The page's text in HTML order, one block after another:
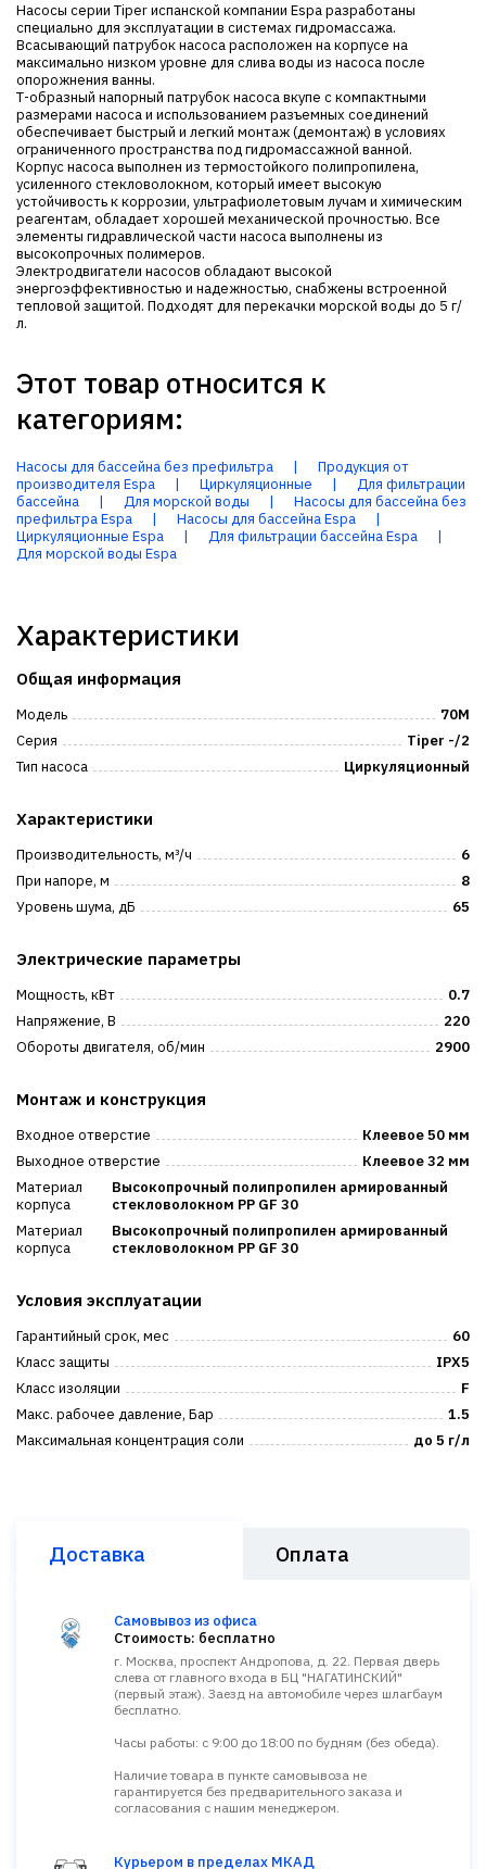
Насосы серии Tiper испанской компании Espa разработаны
специально для эксплуатации в системах гидромассажа.
Всасывающий патрубок насоса расположен на корпусе на
максимально низком уровне для слива воды из насоса после
опорожнения ванны.
Т-образный напорный патрубок насоса вкупе с компактными
размерами насоса и использованием разъемных соединений
обеспечивает быстрый и легкий монтаж (демонтаж) в условиях
ограниченного пространства под гидромассажной ванной.
Корпус насоса выполнен из термостойкого полипропилена,
усиленного стекловолокном, который имеет высокую
устойчивость к коррозии, ультрафиолетовым лучам и химическим
реагентам, обладает хорошей механической прочностью. Все
элементы гидравлической части насоса выполнены из
высокопрочных полимеров.
Электродвигатели насосов обладают высокой
энергоэффективностью и надежностью, снабжены встроенной
тепловой защитой. Подходят для перекачки морской воды до 5 г/
л.
Этот товар относится к
категориям:
Насосы для бассейна без префильтра |
Продукция от
производителя Espa
| Циркуляционные |
Для фильтрации
бассейна
| Для морской воды |
Насосы для бассейна без
префильтра Espa
| Насосы для бассейна Espa
|
Циркуляционные Espa
| Для фильтрации бассейна Espa
|
Для морской воды Espa
Характеристики
Общая информация
Модель
70M
Серия
Tiper -/2
Тип насоса
Циркуляционный
Характеристики
Производительность, м³/ч
6
При напоре, м
8
Уровень шума, дБ
65
Электрические параметры
Мощность, кВт
0.7
Напряжение, В
220
Обороты двигателя, об/мин
2900
Монтаж и конструкция
Входное отверстие
Клеевое 50 мм
Выходное отверстие
Клеевое 32 мм
Материал
корпуса
Высокопрочный полипропилен армированный
стекловолокном PP GF 30
Материал
корпуса
Высокопрочный полипропилен армированный
стекловолокном PP GF 30
Условия эксплуатации
Гарантийный срок, мес
60
Класс защиты
IPX5
Класс изоляции
F
Макс. рабочее давление, Бар
1.5
Максимальная концентрация соли
до 5 г/л
Доставка Оплата
Самовывоз из офиса
Стоимость: бесплатно
г. Москва, проспект Андропова, д. 22. Первая дверь
слева от главного входа в БЦ "НАГАТИНСКИЙ"
(первый этаж). Заезд на автомобиле через шлагбаум
бесплатно.
Часы работы: с 9:00 до 18:00 по будням (без обеда).
Наличие товара в пункте самовывоза не
гарантируется без предварительного заказа и
согласования с нашим менеджером.
Курьером в пределах МКАД